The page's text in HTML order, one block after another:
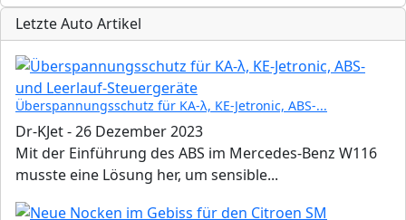
Letzte Auto Artikel
Überspannungsschutz für KA-λ, KE-Jetronic, ABS-...
Dr-KJet-26 Dezember 2023
Mit der Einführung des ABS im Mercedes-Benz W116
musste eine Lösung her, um sensible...